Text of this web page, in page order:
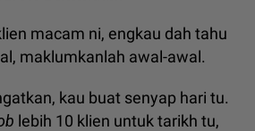
macam ni, engkau dah tahu
maklumkanlah awal-awal.
kau buat senyap hari tu.
lebih 10 klien untuk tarikh tu,